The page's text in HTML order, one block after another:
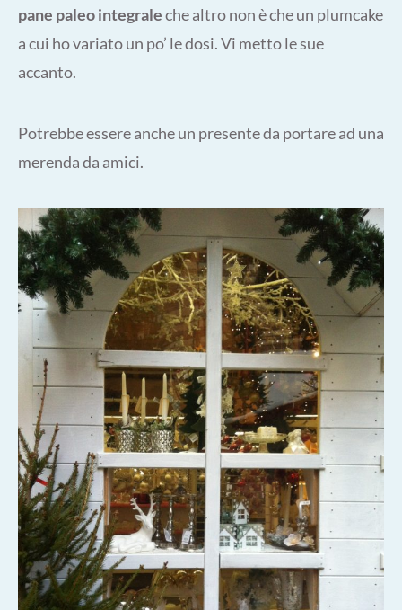
pane paleo integraleche altro non è che un plumcake
a cui ho variato un po’ le dosi. Vi metto le sue
accanto.
Potrebbe essere anche un presente da portare ad una
merenda da amici.